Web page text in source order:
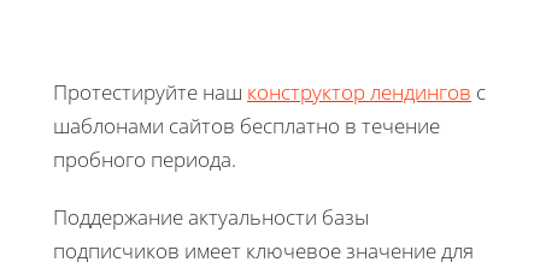
Протестируйте наш конструктор лендингов с
шаблонами сайтов бесплатно в течение
пробного периода.
Поддержание актуальности базы
подписчиков имеет ключевое значение для